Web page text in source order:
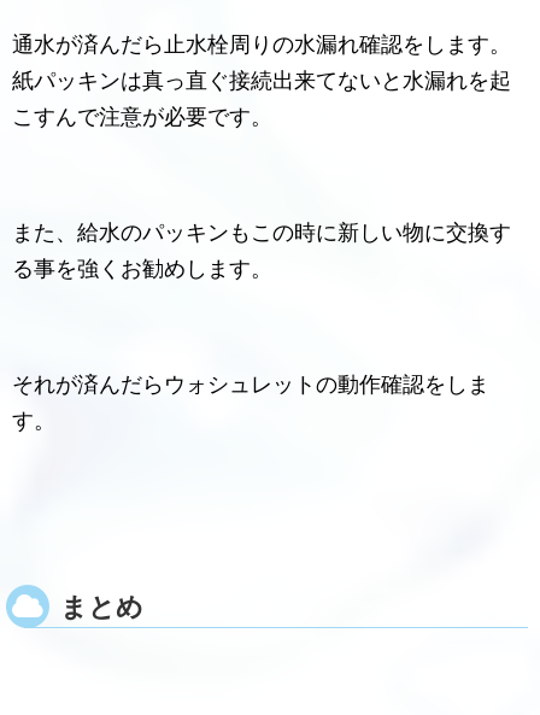
通水が済んだら止水栓周りの水漏れ確認をします。
紙パッキンは真っ直ぐ接続出来てないと水漏れを起
こすんで注意が必要です。
また、給水のパッキンもこの時に新しい物に交換す
る事を強くお勧めします。
それが済んだらウォシュレットの動作確認をしま
す。
まとめ